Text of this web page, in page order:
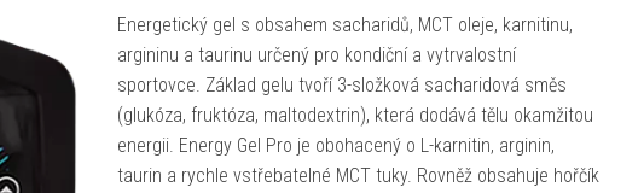
Energetický gel s obsahem sacharidů, MCT oleje, karnitinu,
argininu a taurinu určený pro kondiční a vytrvalostní
sportovce. Základ gelu tvoří 3-složková sacharidová směs
(glukóza, fruktóza, maltodextrin), která dodává tělu okamžitou
energii. Energy Gel Pro je obohacený o L-karnitin, arginin,
taurin a rychle vstřebatelné MCT tuky. Rovněž obsahuje hořčík